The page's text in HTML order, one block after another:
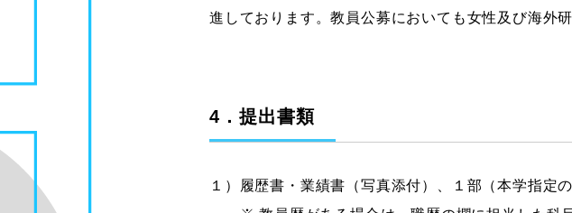
進しております。教員公募においても女性及び海外
4．提出書類
１）履歴書・業績書（写真添付）、１部（本学指定の